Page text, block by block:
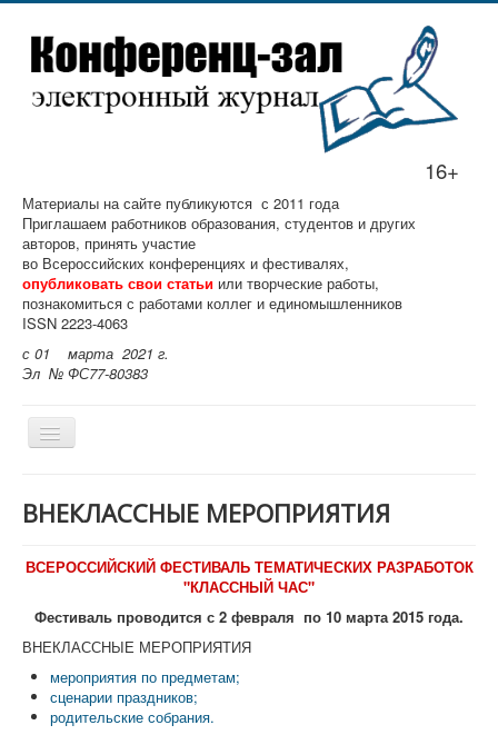
16+
Материалы на сайте публикуются с 2011 года
Приглашаем работников образования, студентов и других
авторов, принять участие
во Всероссийских конференциях и фестивалях,
опубликовать свои статьи или творческие работы,
познакомиться с работами коллег и единомышленников
ISSN 2223-4063
с 01 марта 2021 г.
Эл № ФС77-80383
О журнале "Конференц-зал"
Конференции (активные)
Архив
ВНЕКЛАССНЫЕ МЕРОПРИЯТИЯ
ВСЕРОССИЙСКИЙ ФЕСТИВАЛЬ ТЕМАТИЧЕСКИХ РАЗРАБОТОК
"КЛАССНЫЙ ЧАС"
Фестиваль проводится с 2 февраля по 10 марта 2015 года.
ВНЕКЛАССНЫЕ МЕРОПРИЯТИЯ
мероприятия по предметам;
сценарии праздников;
родительские собрания.